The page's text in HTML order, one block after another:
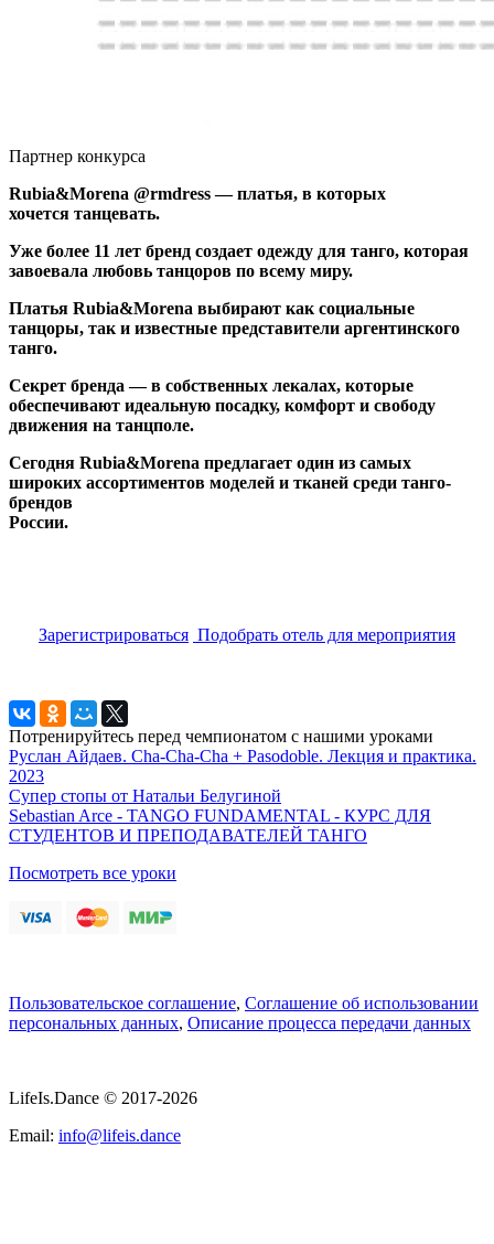
Партнер конкурса
Rubia&Morena @rmdress — платья, в которых
хочется танцевать.
Уже более 11 лет бренд создает одежду для танго, которая
завоевала любовь танцоров по всему миру.
Платья Rubia&Morena выбирают как социальные
танцоры, так и известные представители аргентинского
танго.
Секрет бренда — в собственных лекалах, которые
обеспечивают идеальную посадку, комфорт и свободу
движения на танцполе.
Сегодня Rubia&Morena предлагает один из самых
широких ассортиментов моделей и тканей среди танго-
брендов
России.
Зарегистрироваться Подобрать отель для мероприятия
Потренируйтесь перед чемпионатом с нашими уроками
Руслан Айдаев. Cha-Cha-Cha + Pasodoble. Лекция и практика.
2023
Супер стопы от Натальи Белугиной
Sebastian Arce - TANGO FUNDAMENTAL - КУРС ДЛЯ
СТУДЕНТОВ И ПРЕПОДАВАТЕЛЕЙ ТАНГО
Посмотреть все уроки
Пользовательское соглашение, Соглашение об использовании
персональных данных, Описание процесса передачи данных
LifeIs.Dance © 2017-2026
Email: info@lifeis.dance